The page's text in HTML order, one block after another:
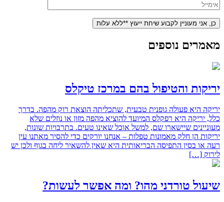
מאמרים נוספים
יריקות והטיפול בהם במרכז טיקלס
יריקה היא פעולה גופנית טבעית, שתכליתה הוצאת רוק מהפה. בדרך
כלל, יריקה היא רפקלס המיועד להוציא מהפה מזון או נוזלים שלא
מעוניינים שיישארו שם, למשל אוכל שאינו טעים. בתרבויות שונות,
יריקות הן חלק מאמונות טפלות – אנחנו יורקים כדי להסיר מאתנו עין
רעה או בסין התפיסה הבריאותית היא שאין להשאיר ליחה בגוף ולכן יש
לירוק […]
שיעול טורדני מהו? ומה אפשר לעשות?